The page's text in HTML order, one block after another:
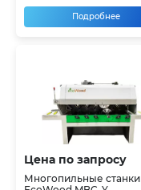
Подробнее
Цена по запросу
Многопильные станки